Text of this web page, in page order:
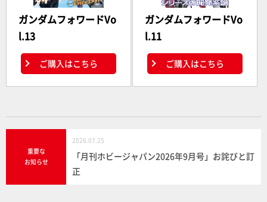
ガンダムフォワードVo
l.13
ご購入はこちら
ガンダムフォワードVo
l.11
ご購入はこちら
重要な
お知らせ
2026.07.25
「月刊ホビージャパン2026年9月号」お詫びと訂
正